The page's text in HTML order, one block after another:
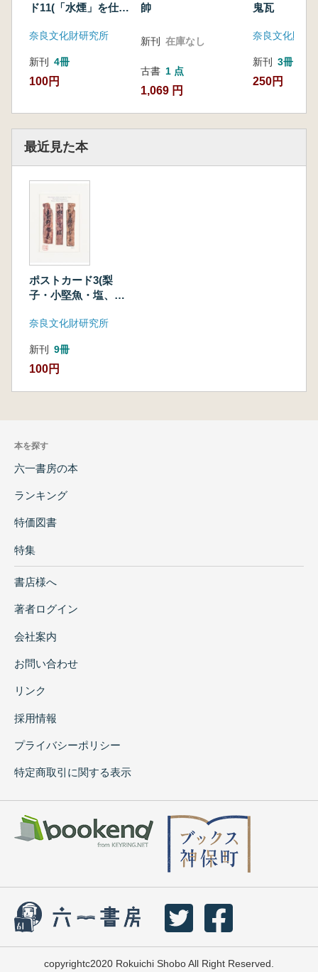
ド11(「水煙」を仕上
奈良文化財研究所
新刊 4冊
100円
帥
新刊 在庫なし
古書 1 点
1,069 円
鬼瓦
奈良文化財研
新刊 3冊
250円
最近見た本
ポストカード3(梨
子・小堅魚・塩、原
奈良文化財研究所
新刊 9冊
100円
本を探す
六一書房の本
ランキング
特価図書
特集
書店様へ
著者ログイン
会社案内
お問い合わせ
リンク
採用情報
プライバシーポリシー
特定商取引に関する表示
copyrightc2020 Rokuichi Shobo All Right Reserved.